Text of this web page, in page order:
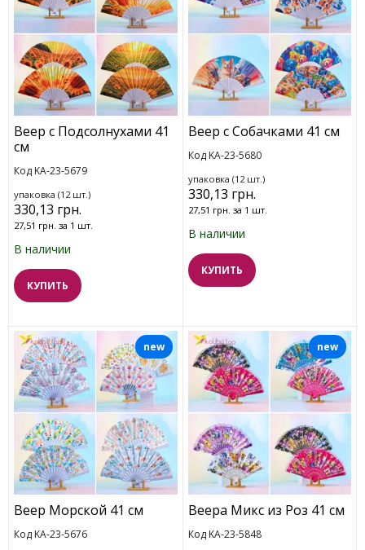
Веер с Подсолнухами 41
см
Код KA-23-5679
упаковка (12 шт.)
330,13 грн.
27,51 грн. за 1 шт.
В наличии
КУПИТЬ
Веер с Собачками 41 см
Код KA-23-5680
упаковка (12 шт.)
330,13 грн.
27,51 грн. за 1 шт.
В наличии
КУПИТЬ
Веер Морской 41 см
Код KA-23-5676
new
Веера Микс из Роз 41 см
Код KA-23-5848
new